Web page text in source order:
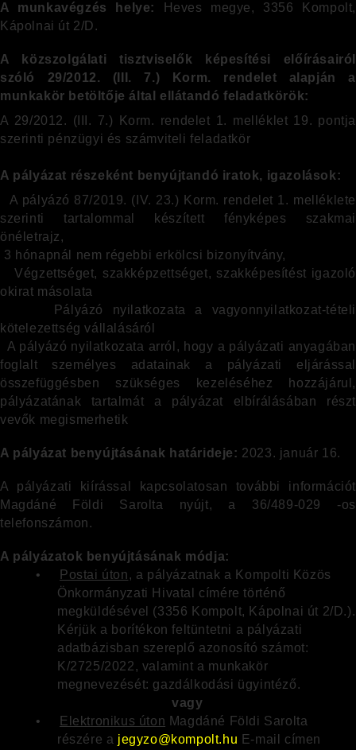
A munkavégzés helye:
Heves megye, 3356 Kompolt,
Kápolnai út 2/D.
A közszolgálati tisztviselők képesítési előírásairól
szóló 29/2012. (III. 7.) Korm. rendelet alapján a
munkakör betöltője által ellátandó feladatkörök:
A 29/2012. (III. 7.) Korm. rendelet 1. melléklet 19. pontja
szerinti pénzügyi és számviteli feladatkör
A pályázat részeként benyújtandó iratok, igazolások:
A pályázó 87/2019. (IV. 23.) Korm. rendelet 1. melléklete
szerinti tartalommal készített fényképes szakmai
önéletrajz,
3 hónapnál nem régebbi erkölcsi bizonyítvány,
Végzettséget, szakképzettséget, szakképesítést igazoló
okirat másolata
Pályázó nyilatkozata a vagyonnyilatkozat-tételi
kötelezettség vállalásáról
A pályázó nyilatkozata arról, hogy a pályázati anyagában
foglalt személyes adatainak a pályázati eljárással
összefüggésben szükséges kezeléséhez hozzájárul,
pályázatának tartalmát a pályázat elbírálásában részt
vevők megismerhetik
A pályázat benyújtásának határideje: 2023. január 16.
A pályázati kiírással kapcsolatosan további információt
Magdáné Földi Sarolta nyújt, a 36/489-029 -os
telefonszámon.
A pályázatok benyújtásának módja:
•
Postai úton, a pályázatnak a Kompolti Közös
Önkormányzati Hivatal címére történő
megküldésével (3356 Kompolt, Kápolnai út 2/D.).
Kérjük a borítékon feltüntetni a pályázati
adatbázisban szereplő azonosító számot:
K/2725/2022, valamint a munkakör
megnevezését: gazdálkodási ügyintéző.
vagy
•
Elektronikus úton Magdáné Földi Sarolta
részére a jegyzo@kompolt.hu E-mail címen